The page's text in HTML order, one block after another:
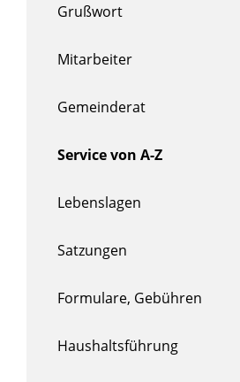
Grußwort
Mitarbeiter
Gemeinderat
Service von A-Z
Lebenslagen
Satzungen
Formulare, Gebühren
Haushaltsführung